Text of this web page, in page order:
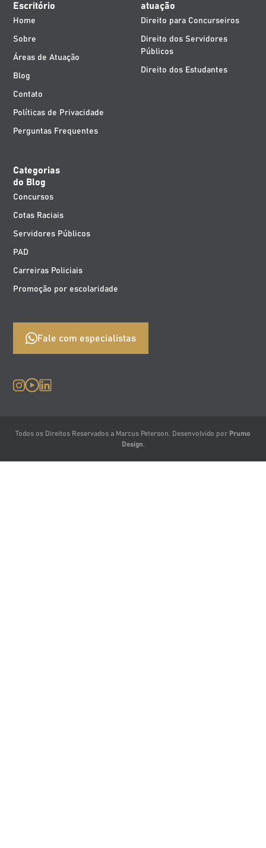
Escritório
Home
Sobre
Áreas de Atuação
Blog
Contato
Políticas de Privacidade
Perguntas Frequentes
atuação
Direito para Concurseiros
Direito dos Servidores
Públicos
Direito dos Estudantes
Categorias
do Blog
Concursos
Cotas Raciais
Servidores Públicos
PAD
Carreiras Policiais
Promoção por escolaridade
Fale com especialistas
Todos os Direitos Reservados a Marcus Peterson. Desenvolvido por Prumo
Design